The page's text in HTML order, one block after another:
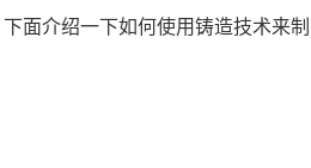
面介绍一下如何使用铸造技术来制